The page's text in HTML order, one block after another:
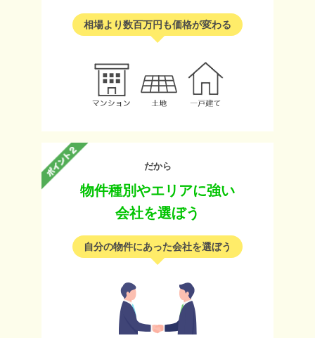
相場より数百万円も価格が変わる
だから
物件種別やエリアに強い
会社を選ぼう
自分の物件にあった会社を選ぼう